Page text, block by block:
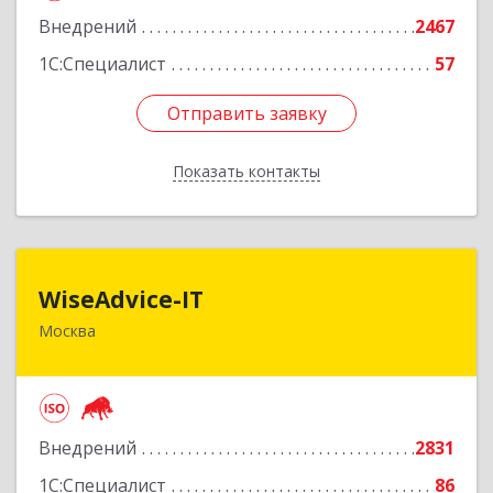
Внедрений
2467
1С:Специалист
57
Отправить заявку
Показать контакты
Отправить заявку
Назад
WiseAdvice-IT
Москва
Внедрений
2831
1С:Специалист
86
109147, Москва г, вн.тер.г. муниципальный
Подробнее